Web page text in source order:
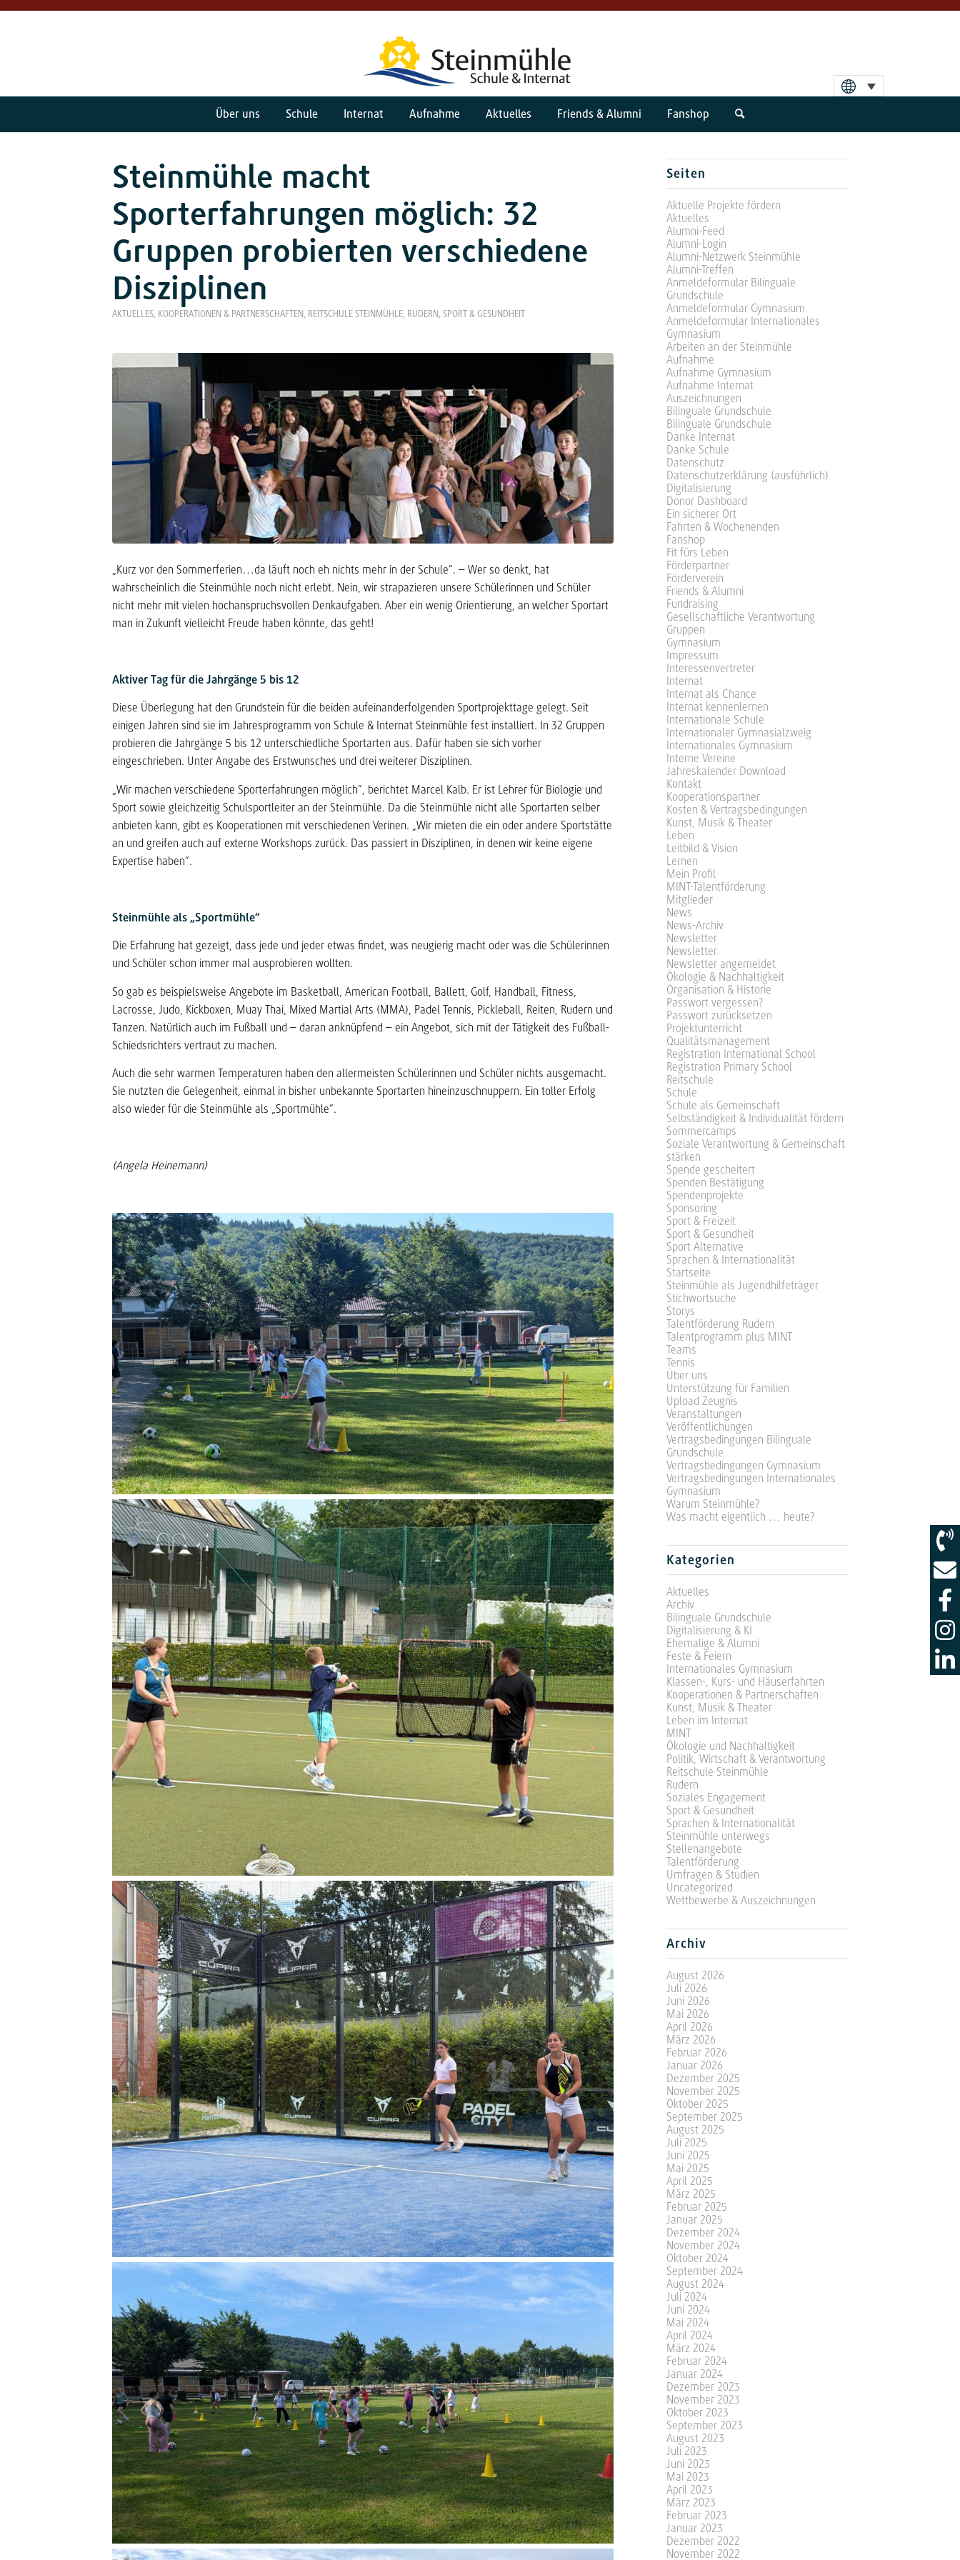
Über uns Schule Internat Aufnahme Aktuelles Friends & Alumni Fanshop
Steinmühle macht
Sporterfahrungen möglich: 32
Gruppen probierten verschiedene
Disziplinen
AKTUELLES, KOOPERATIONEN & PARTNERSCHAFTEN, REITSCHULE STEINMÜHLE, RUDERN, SPORT & GESUNDHEIT
„Kurz vor den Sommerferien…da läuft noch eh nichts mehr in der Schule“. – Wer so denkt, hat
wahrscheinlich die Steinmühle noch nicht erlebt. Nein, wir strapazieren unsere Schülerinnen und Schüler
nicht mehr mit vielen hochanspruchsvollen Denkaufgaben. Aber ein wenig Orientierung, an welcher Sportart
man in Zukunft vielleicht Freude haben könnte, das geht!
Aktiver Tag für die Jahrgänge 5 bis 12
Diese Überlegung hat den Grundstein für die beiden aufeinanderfolgenden Sportprojekttage gelegt. Seit
einigen Jahren sind sie im Jahresprogramm von Schule & Internat Steinmühle fest installiert. In 32 Gruppen
probieren die Jahrgänge 5 bis 12 unterschiedliche Sportarten aus. Dafür haben sie sich vorher
eingeschrieben. Unter Angabe des Erstwunsches und drei weiterer Disziplinen.
„Wir machen verschiedene Sporterfahrungen möglich“, berichtet Marcel Kalb. Er ist Lehrer für Biologie und
Sport sowie gleichzeitig Schulsportleiter an der Steinmühle. Da die Steinmühle nicht alle Sportarten selber
anbieten kann, gibt es Kooperationen mit verschiedenen Verinen. „Wir mieten die ein oder andere Sportstätte
an und greifen auch auf externe Workshops zurück. Das passiert in Disziplinen, in denen wir keine eigene
Expertise haben“.
Steinmühle als „Sportmühle“
Die Erfahrung hat gezeigt, dass jede und jeder etwas findet, was neugierig macht oder was die Schülerinnen
und Schüler schon immer mal ausprobieren wollten.
So gab es beispielsweise Angebote im Basketball, American Football, Ballett, Golf, Handball, Fitness,
Lacrosse, Judo, Kickboxen, Muay Thai, Mixed Martial Arts (MMA), Padel Tennis, Pickleball, Reiten, Rudern und
Tanzen. Natürlich auch im Fußball und – daran anknüpfend – ein Angebot, sich mit der Tätigkeit des Fußball-
Schiedsrichters vertraut zu machen.
Auch die sehr warmen Temperaturen haben den allermeisten Schülerinnen und Schüler nichts ausgemacht.
Sie nutzten die Gelegenheit, einmal in bisher unbekannte Sportarten hineinzuschnuppern. Ein toller Erfolg
also wieder für die Steinmühle als „Sportmühle“.
(Angela Heinemann)
Seiten
Aktuelle Projekte fördern
Aktuelles
Alumni-Feed
Alumni-Login
Alumni-Netzwerk Steinmühle
Alumni-Treffen
Anmeldeformular Bilinguale
Grundschule
Anmeldeformular Gymnasium
Anmeldeformular Internationales
Gymnasium
Arbeiten an der Steinmühle
Aufnahme
Aufnahme Gymnasium
Aufnahme Internat
Auszeichnungen
Bilinguale Grundschule
Bilinguale Grundschule
Danke Internat
Danke Schule
Datenschutz
Datenschutzerklärung (ausführlich)
Digitalisierung
Donor Dashboard
Ein sicherer Ort
Fahrten & Wochenenden
Fanshop
Fit fürs Leben
Förderpartner
Förderverein
Friends & Alumni
Fundraising
Gesellschaftliche Verantwortung
Gruppen
Gymnasium
Impressum
Interessenvertreter
Internat
Internat als Chance
Internat kennenlernen
Internationale Schule
Internationaler Gymnasialzweig
Internationales Gymnasium
Interne Vereine
Jahreskalender Download
Kontakt
Kooperationspartner
Kosten & Vertragsbedingungen
Kunst, Musik & Theater
Leben
Leitbild & Vision
Lernen
Mein Profil
MINT-Talentförderung
Mitglieder
News
News-Archiv
Newsletter
Newsletter
Newsletter angemeldet
Ökologie & Nachhaltigkeit
Organisation & Historie
Passwort vergessen?
Passwort zurücksetzen
Projektunterricht
Qualitätsmanagement
Registration International School
Registration Primary School
Reitschule
Schule
Schule als Gemeinschaft
Selbständigkeit & Individualität fördern
Sommercamps
Soziale Verantwortung & Gemeinschaft
stärken
Spende gescheitert
Spenden Bestätigung
Spendenprojekte
Sponsoring
Sport & Freizeit
Sport & Gesundheit
Sport Alternative
Sprachen & Internationalität
Startseite
Steinmühle als Jugendhilfeträger
Stichwortsuche
Storys
Talentförderung Rudern
Talentprogramm plus MINT
Teams
Tennis
Über uns
Unterstützung für Familien
Upload Zeugnis
Veranstaltungen
Veröffentlichungen
Vertragsbedingungen Bilinguale
Grundschule
Vertragsbedingungen Gymnasium
Vertragsbedingungen Internationales
Gymnasium
Warum Steinmühle?
Was macht eigentlich … heute?
Kategorien
Aktuelles
Archiv
Bilinguale Grundschule
Digitalisierung & KI
Ehemalige & Alumni
Feste & Feiern
Internationales Gymnasium
Klassen-, Kurs- und Häuserfahrten
Kooperationen & Partnerschaften
Kunst, Musik & Theater
Leben im Internat
MINT
Ökologie und Nachhaltigkeit
Politik, Wirtschaft & Verantwortung
Reitschule Steinmühle
Rudern
Soziales Engagement
Sport & Gesundheit
Sprachen & Internationalität
Steinmühle unterwegs
Stellenangebote
Talentförderung
Umfragen & Studien
Uncategorized
Wettbewerbe & Auszeichnungen
Archiv
August 2026
Juli 2026
Juni 2026
Mai 2026
April 2026
März 2026
Februar 2026
Januar 2026
Dezember 2025
November 2025
Oktober 2025
September 2025
August 2025
Juli 2025
Juni 2025
Mai 2025
April 2025
März 2025
Februar 2025
Januar 2025
Dezember 2024
November 2024
Oktober 2024
September 2024
August 2024
Juli 2024
Juni 2024
Mai 2024
April 2024
März 2024
Februar 2024
Januar 2024
Dezember 2023
November 2023
Oktober 2023
September 2023
August 2023
Juli 2023
Juni 2023
Mai 2023
April 2023
März 2023
Februar 2023
Januar 2023
Dezember 2022
November 2022